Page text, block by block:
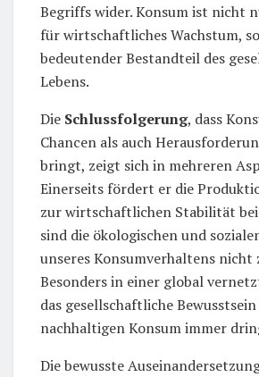
Begriffs wider. Konsum ist nicht
für wirtschaftliches Wachstum,
bedeutender Bestandteil des
Lebens.
Die Schlussfolgerung, dass
Chancen als auch
bringt, zeigt sich in mehreren
Einerseits fördert er die
zur wirtschaftlichen Stabilität
sind die ökologischen und
unseres Konsumverhaltens nicht
Besonders in einer global
das gesellschaftliche
nachhaltigen Konsum immer
Die bewusste